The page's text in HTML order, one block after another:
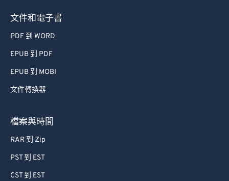
文件和電子書
PDF 到 WORD
EPUB 到 PDF
EPUB 到 MOBI
文件轉換器
檔案與時間
RAR 到 Zip
PST 到 EST
CST 到 EST